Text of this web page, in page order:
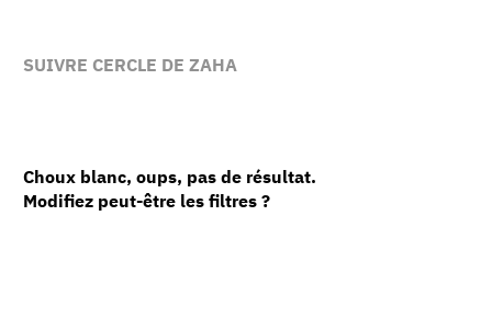
SUIVRE CERCLE DE ZAHA
Choux blanc, oups, pas de résultat.
Modifiez peut-être les filtres ?